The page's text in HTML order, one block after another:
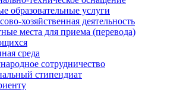
образовательные услуги
хозяйственная деятельность
места для приема (перевода)
среда
сотрудничество
стипендиат